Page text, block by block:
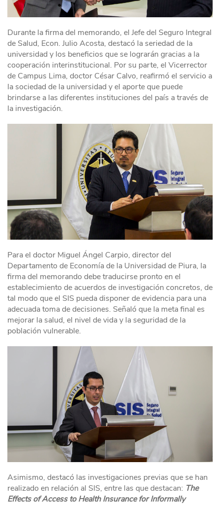
Durante la firma del memorando, el Jefe del Seguro Integral
de Salud, Econ. Julio Acosta, destacó la seriedad de la
universidad y los beneficios que se lograrán gracias a la
cooperación interinstitucional. Por su parte, el Vicerrector
de Campus Lima, doctor César Calvo, reafirmó el servicio a
la sociedad de la universidad y el aporte que puede
brindarse a las diferentes instituciones del país a través de
la investigación.
Para el doctor Miguel Ángel Carpio, director del
Departamento de Economía de la Universidad de Piura, la
firma del memorando debe traducirse pronto en el
establecimiento de acuerdos de investigación concretos, de
tal modo que el SIS pueda disponer de evidencia para una
adecuada toma de decisiones. Señaló que la meta final es
mejorar la salud, el nivel de vida y la seguridad de la
población vulnerable.
Asimismo, destacó las investigaciones previas que se han
realizado en relación al SIS, entre las que destacan: The
Effects of Access to Health Insurance for Informally